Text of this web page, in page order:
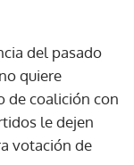
del pasado
quiere
de coalición con
le dejen
votación de